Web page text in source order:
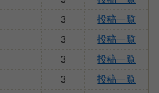
3
投稿一覧
3
投稿一覧
3
投稿一覧
3
投稿一覧